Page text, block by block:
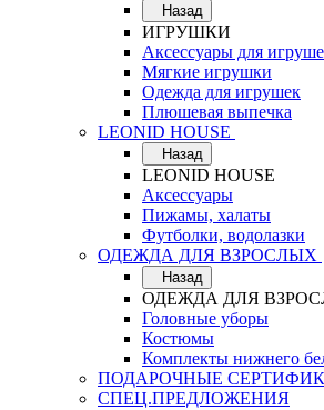
Назад
ИГРУШКИ
Аксессуары для
Мягкие игрушки
Одежда для игрушек
Плюшевая выпечка
LEONID HOUSE
Назад
LEONID HOUSE
Аксессуары
Пижамы, халаты
Футболки, водолазки
ОДЕЖДА ДЛЯ ВЗРОСЛЫХ
Назад
ОДЕЖДА ДЛЯ
Головные уборы
Костюмы
Комплекты нижнего
ПОДАРОЧНЫЕ
СПЕЦ.ПРЕДЛОЖЕНИЯ